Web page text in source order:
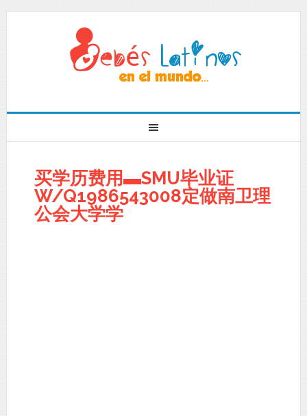
买学历费用▬SMU毕业证
W/Q1986543008定做南卫理
公会大学学